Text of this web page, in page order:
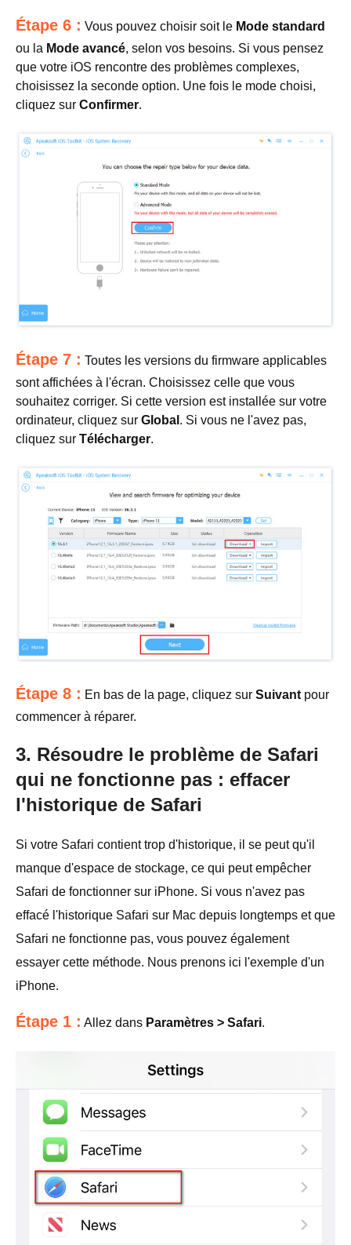
Étape 6 : Vous pouvez choisir soit le Mode standard
ou la Mode avancé, selon vos besoins. Si vous pensez
que votre iOS rencontre des problèmes complexes,
choisissez la seconde option. Une fois le mode choisi,
cliquez sur Confirmer.
Étape 7 : Toutes les versions du firmware applicables
sont affichées à l'écran. Choisissez celle que vous
souhaitez corriger. Si cette version est installée sur votre
ordinateur, cliquez sur Global . Si vous ne l'avez pas,
cliquez sur Télécharger.
Étape 8 : En bas de la page, cliquez sur Suivant pour
commencer à réparer.
3. Résoudre le problème de Safari
qui ne fonctionne pas : effacer
l'historique de Safari
Si votre Safari contient trop d'historique, il se peut qu'il
manque d'espace de stockage, ce qui peut empêcher
Safari de fonctionner sur iPhone. Si vous n'avez pas
effacé l'historique Safari sur Mac depuis longtemps et que
Safari ne fonctionne pas, vous pouvez également
essayer cette méthode. Nous prenons ici l'exemple d'un
iPhone.
Étape 1 : Allez dans Paramètres > Safari.